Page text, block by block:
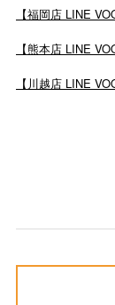
【福岡店 LINE
【熊本店 LINE
【川越店 LINE